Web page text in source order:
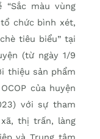
màu vùng
chức bình xét,
tiêu biểu” tại
(từ ngày 1/9
thiệu sản phẩm
của huyện
với sự tham
thị trấn, làng